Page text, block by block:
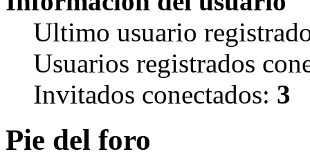
Ultimo usuario
Usuarios registrados
Invitados conectados: 3
Pie del foro